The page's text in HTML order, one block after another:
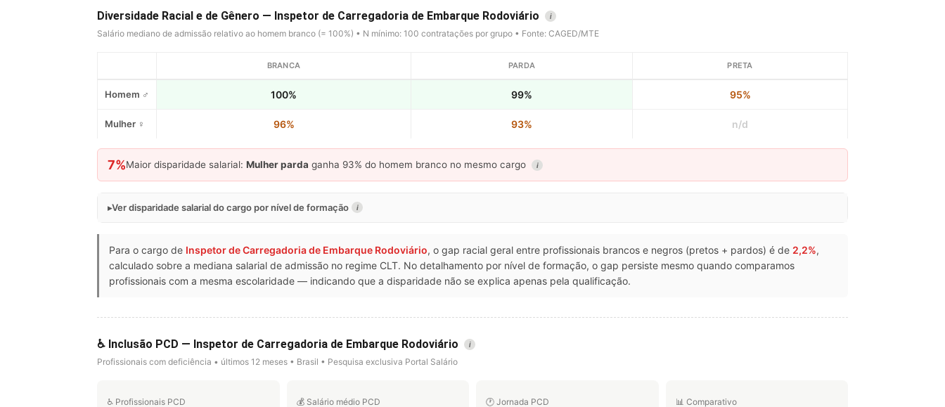
Diversidade Racial e de Gênero — Inspetor de Carregadoria de Embarque Rodoviário i
Salário mediano de admissão relativo ao homem branco (= 100%) • N mínimo: 100 contratações por grupo • Fonte: CAGED/MTE
BRANCA PARDA PRETA
Homem ♂ 100% 99% 95%
Mulher ♀ 96% 93% n/d
7%Maior disparidade salarial: Mulher parda ganha 93% do homem branco no mesmo cargo i
Ver disparidade salarial do cargo por nível de formação i
Para o cargo de Inspetor de Carregadoria de Embarque Rodoviário, o gap racial geral entre profissionais brancos e negros (pretos + pardos) é de 2,2%,
calculado sobre a mediana salarial de admissão no regime CLT. No detalhamento por nível de formação, o gap persiste mesmo quando comparamos
profissionais com a mesma escolaridade — indicando que a disparidade não se explica apenas pela qualificação.
♿ Inclusão PCD — Inspetor de Carregadoria de Embarque Rodoviário i
Profissionais com deficiência • últimos 12 meses • Brasil • Pesquisa exclusiva Portal Salário
♿ Profissionais PCD 💰 Salário médio PCD 🕐 Jornada PCD 📊 Comparativo